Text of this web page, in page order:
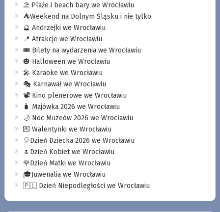
⛱️ Plaże i beach bary we Wrocławiu
⛺️Weekend na Dolnym Śląsku i nie tylko
🔮 Andrzejki we Wrocławiu
📍 Atrakcje we Wrocławiu
🎟️ Bilety na wydarzenia we Wrocławiu
🎃 Halloween we Wrocławiu
🎤 Karaoke we Wrocławiu
🎭 Karnawał we Wrocławiu
📽️ Kino plenerowe we Wrocławiu
🧳 Majówka 2026 we Wrocławiu
🌙 Noc Muzeów 2026 we Wrocławiu
💌 Walentynki we Wrocławiu
🎈Dzień Dziecka 2026 we Wrocławiu
🌷Dzień Kobiet we Wrocławiu
🌹Dzień Matki we Wrocławiu
🎓Juwenalia we Wrocławiu
🇵🇱 Dzień Niepodległości we Wrocławiu